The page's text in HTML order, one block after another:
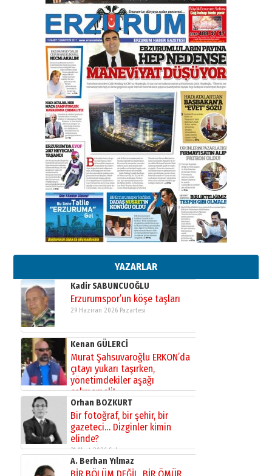
YAZARLAR
Bir fotoğraf, bir şehir, bir
gazeteci… Dizginler kimin
elinde?
31 Mart 2026 Salı
A. Berhan Yılmaz
BİR BÖLÜM DEĞİL, BİR ÖMÜR
SEÇİYORSUNUZ… “NEDEN
ATATÜRK ÜNİVERSİTESİ?”
28 Temmuz 2026 Salı
Ahmet Gökhan YAZICI
Ahmed Yesevi’den bir Alperen…
”Reisimiz” idi… Hakka yürüdü.!
26 Mart 2026 Perşembe
Cem Bakırcı
Ardında bıraktığı hatıralarıyla
gönül adamı Faruk Terzioğlu!
13 Mayıs 2026 Çarşamba
Esat BİNDESEN
Başkan Sekmen’den Erzurum’a
02 Ağustos 2026 Pazar
Kadir SABUNCUOĞLU
Erzurumspor’un köşe taşları
29 Haziran 2026 Pazartesi
Kenan GÜLERCİ
Murat Şahsuvaroğlu ERKON’da
çıtayı yukarı taşırken,
yönetimdekiler aşağı
çekmemeli!
17 Şubat 2026 SalıOrhan BOZKURT
Bir fotoğraf, bir şehir, bir
gazeteci… Dizginler kimin
elinde?
31 Mart 2026 Salı
A. Berhan Yılmaz
BİR BÖLÜM DEĞİL, BİR ÖMÜR